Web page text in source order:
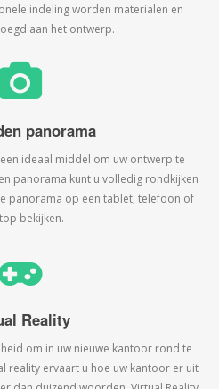
indeling worden materialen en
aan het ontwerp.
panorama
ideaal middel om uw ontwerp te
panorama kunt u volledig rondkijken
panorama op een tablet, telefoon of
bekijken.
Reality
om in uw nieuwe kantoor rond te
reality ervaart u hoe uw kantoor er uit